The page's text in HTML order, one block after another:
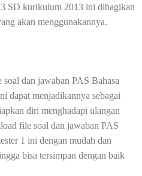
SD kurikulum 2013 ini dibagikan
akan menggunakannya.
dan jawaban PAS Bahasa
dapat menjadikannya sebagai
diri menghadapi ulangan
file soal dan jawaban PAS
1 ini dengan mudah dan
bisa tersimpan dengan baik